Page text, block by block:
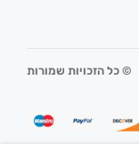
© כל הזכויות שמורות